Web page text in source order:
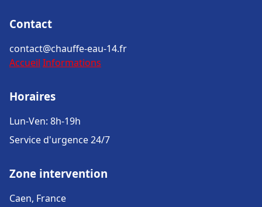
Contact
contact@chauffe-eau-14.fr
Accueil Informations
Horaires
Lun-Ven: 8h-19h
Service d'urgence 24/7
Zone intervention
Caen, France